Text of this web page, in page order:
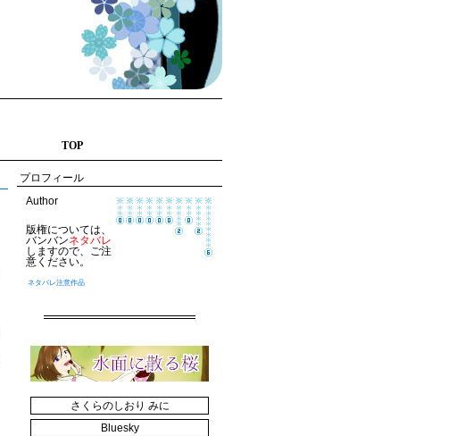
TOP
プロフィール
Author
版権については、
バンバンネタバレ
しますので、ご注
意ください。
ネタバレ注意作品
さくらのしおり みに
Bluesky